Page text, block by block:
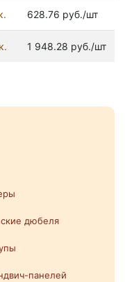
дюбеля
панелей
628.76 руб./шт
1 948.28 руб./шт